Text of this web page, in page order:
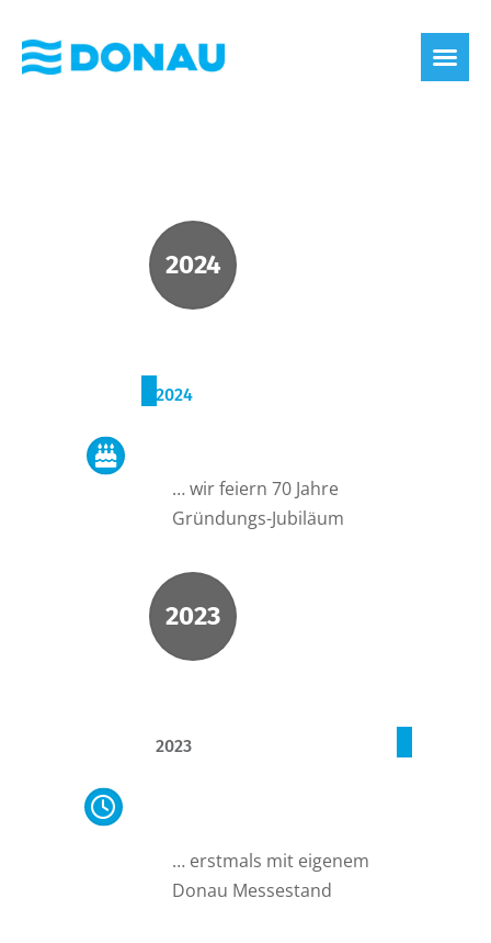
2024
2024
… wir feiern 70 Jahre
Gründungs-Jubiläum
2023
2023
… erstmals mit eigenem
Donau Messestand